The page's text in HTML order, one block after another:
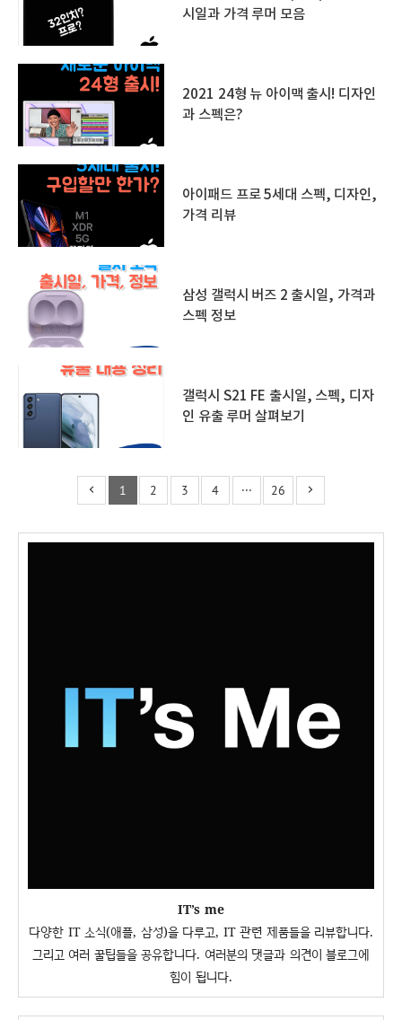
시일과 가격 루머 모음
2021 24형 뉴 아이맥 출시! 디자인
과 스펙은?
아이패드 프로 5세대 스펙, 디자인,
가격 리뷰
삼성 갤럭시 버즈 2 출시일, 가격과
스펙 정보
갤럭시 S21 FE 출시일, 스펙, 디자
인 유출 루머 살펴보기
1 2 3 4 ··· 26
IT’s me
다양한 IT 소식(애플, 삼성)을 다루고, IT 관련 제품들을 리뷰합니다.
그리고 여러 꿀팁들을 공유합니다. 여러분의 댓글과 의견이 블로그에
힘이 됩니다.